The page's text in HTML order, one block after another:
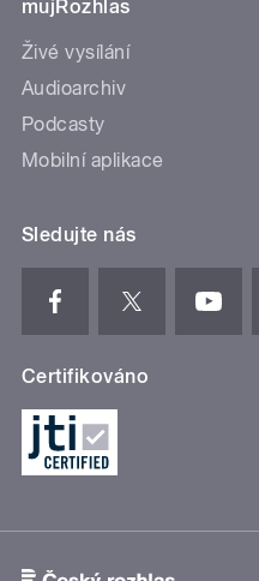
mujRozhlas
Živé vysílání
Audioarchiv
Podcasty
Mobilní aplikace
Sledujte nás
Certifikováno